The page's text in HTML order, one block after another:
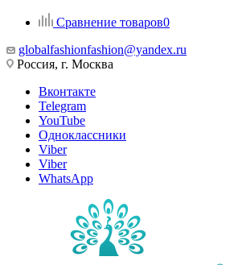
Сравнение товаров0
globalfashionfashion@yandex.ru
Россия, г. Москва
Вконтакте
Telegram
YouTube
Одноклассники
Viber
Viber
WhatsApp